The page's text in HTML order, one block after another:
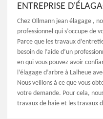
ENTREPRISE
Chez Ollmann jean élagage ,
professionnel qui s’occupe de
Parce que les travaux
besoin de l’aide d’un
en qui vous pouvez avoir
l’élagage d’arbre à Lalheue
Nous veillons à ce que vous
votre demande. Pour cela,
travaux de haie et les travaux